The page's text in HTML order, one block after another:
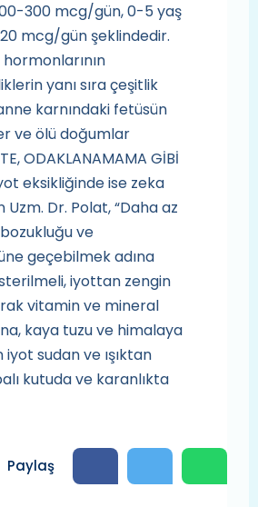
300 mcg/gün, 0-5 yaş
mcg/gün şeklindedir.
yanı sıra çeşitlik
karnındaki fetüsün
ve ölü doğumlar
ODAKLANAMAMA GİBİ
eksikliğinde ise zeka
Dr. Polat, “Daha az
ve
geçebilmek adına
iyottan zengin
vitamin ve mineral
kaya tuzu ve himalaya
sudan ve ışıktan
kutuda ve karanlıkta
Paylaş